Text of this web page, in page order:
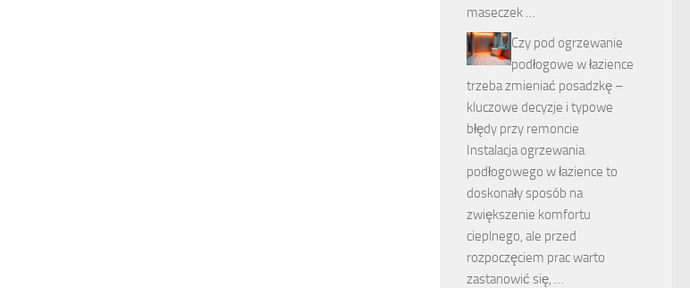
maseczek …
Czy pod ogrzewanie
podłogowe w łazience
trzeba zmieniać posadzkę –
kluczowe decyzje i typowe
błędy przy remoncie
Instalacja ogrzewania
podłogowego w łazience to
doskonały sposób na
zwiększenie komfortu
cieplnego, ale przed
rozpoczęciem prac warto
zastanowić się, …